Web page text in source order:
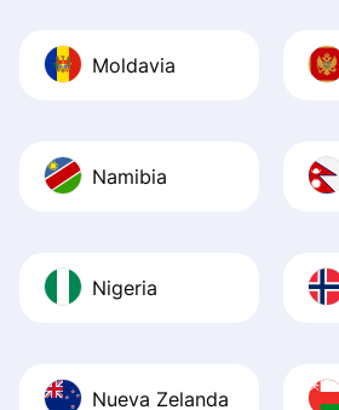
Moldavia
Namibia
Nigeria
Nueva Zelanda